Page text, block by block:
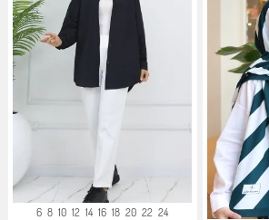
6 8 10 12 14 16 18 20 22 24